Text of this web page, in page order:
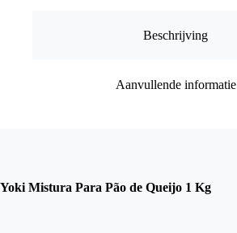
Beschrijving
Aanvullende informatie
Yoki Mistura Para Pão de Queijo 1 Kg